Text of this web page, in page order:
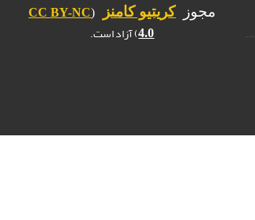
مجوزکریتیو کامنز (
CC BY-NC
4.0) آزاد است.